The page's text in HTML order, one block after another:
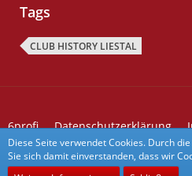
Tags
CLUB HISTORY LIESTAL
6profi Datenschutzerklärung
Kontakt zu 6profi
Forum
Diese Seite verwendet Cookies. Durch
Sie sich damit einverstanden, dass wir